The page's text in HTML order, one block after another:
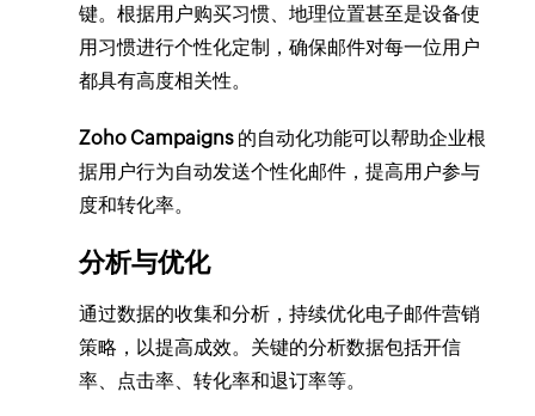
键。根据用户购买习惯、地理位置甚至是设备使
用习惯进行个性化定制，确保邮件对每一位用户
都具有高度相关性。
Zoho Campaigns 的自动化功能可以帮助企业根
据用户行为自动发送个性化邮件，提高用户参与
度和转化率。
分析与优化
通过数据的收集和分析，持续优化电子邮件营销
策略，以提高成效。关键的分析数据包括开信
率、点击率、转化率和退订率等。